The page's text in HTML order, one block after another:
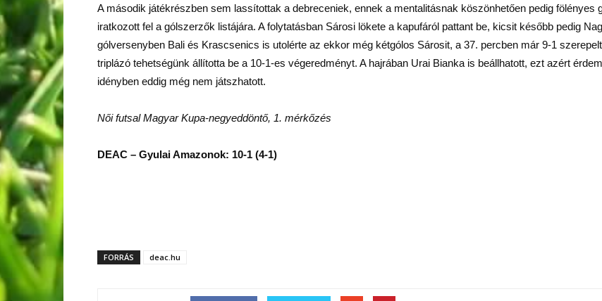
A második játékrészben sem lassítottak a debreceniek, ennek a mentalitásnak köszönhetően pedig fölényes
iratkozott fel a gólszerzők listájára. A folytatásban Sárosi lökete a kapufáról pattant be, kicsit később pedig
gólversenyben Bali és Krascsenics is utolérte az ekkor még kétgólos Sárosit, a 37. percben már 9-1
triplázó tehetségünk állította be a 10-1-es végeredményt. A hajrában Urai Bianka is beállhatott, ezt azért
idényben eddig még nem játszhatott.
Női futsal Magyar Kupa-negyeddöntő, 1. mérkőzés
DEAC – Gyulai Amazonok: 10-1 (4-1)
FORRÁS deac.hu